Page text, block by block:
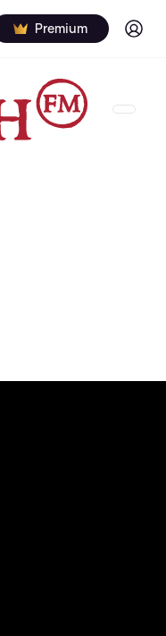
Premium Log in